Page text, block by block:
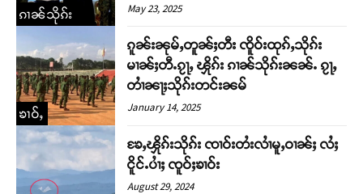
ၵၢၼ်သိုၵ်း
May 23, 2025
ၶၢဝ်ႇ
ၵူၼ်းၼုမ်ႇတူၼ်ႈတီး ၸိူဝ်းထုၵ်ႇသိုၵ်း
မၢၼ်ႈတီႉၵႂႃႇ ၾိုၵ်း ၵၢၼ်သိုၵ်းၼၼ်ႉ ၵႂႃႇ
တၢႆၼႃႈသိုၵ်းတင်းၼမ်
January 14, 2025
ၶႄႇၾိုၵ်းသိုၵ်း ၸၢဝ်းတႆးလၢႆမူႇဝၢၼ်ႈ လႆႈ
ငိူင်ႉပၢႆႈ ၸူဝ်ႈၶၢဝ်း
August 29, 2024